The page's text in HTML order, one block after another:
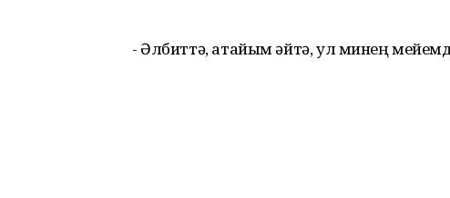
- Әлбиттә, атайым әйтә, ул минең